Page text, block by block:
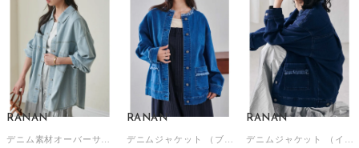
RANAN RANAN RANAN